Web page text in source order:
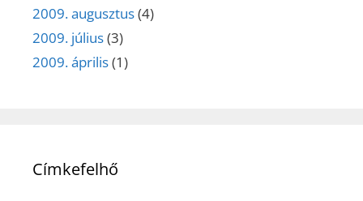
2009. augusztus(4)
2009. július(3)
2009. április(1)
Címkefelhő